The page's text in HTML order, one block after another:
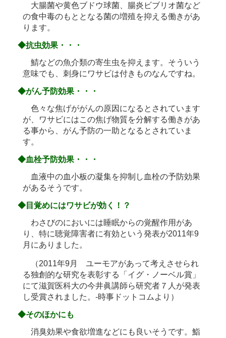
大腸菌や黄色ブドウ球菌、腸炎ビブリオ菌など
の食中毒のもととなる菌の増殖を抑える働きがあ
ります。
◆抗虫効果・・・
鯖などの魚介類の寄生虫を抑えます。そういう
意味でも、刺身にワサビは付きものなんですね。
◆がん予防効果・・・
色々な焦げががんの原因になるとされています
が、ワサビにはこの焦げ物質を分解する働きがあ
る事から、がん予防の一助となるとされていま
す。
◆血栓予防効果・・・
血液中の血小板の凝集を抑制し血栓の予防効果
があるそうです。
◆目覚めにはワサビが効く！？
わさびのにおいには睡眠からの覚醒作用があ
り、特に聴覚障害者に有効という発表が2011年9
月にありました。
（2011年9月 ユーモアがあって考えさせられ
る独創的な研究を表彰する「イグ・ノーベル賞」
にて滋賀医科大の今井眞講師ら研究者７人が発表
し受賞されました。-時事ドットコムより）
◆そのほかにも
消臭効果や食欲増進などにも良いそうです。鮨